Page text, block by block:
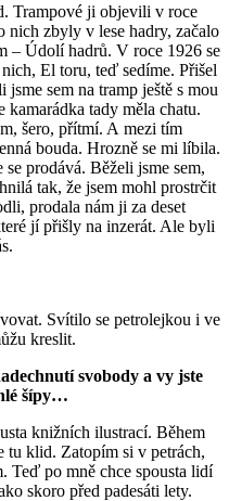
Trampové ji objevili v roce
nich zbyly v lese hadry, začalo
– Údolí hadrů. V roce 1926 se
El toru, teď sedíme. Přišel
sem na tramp ještě s mou
tady měla chatu.
šero, přítmí. A mezi tím
bouda. Hrozně se mi líbila.
prodává. Běželi jsme sem,
tak, že jsem mohl prostrčit
prodala nám ji za deset
jí přišly na inzerát. Ale byli
Svítilo se petrolejkou i ve
kreslit.
svobody a vy jste
šípy…
knižních ilustrací. Během
tu klid. Zatopím si v petrách,
Teď po mně chce spousta lidí
skoro před padesáti lety.